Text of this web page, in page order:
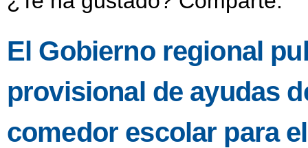
El Gobierno regional
provisional de ayudas
comedor escolar para